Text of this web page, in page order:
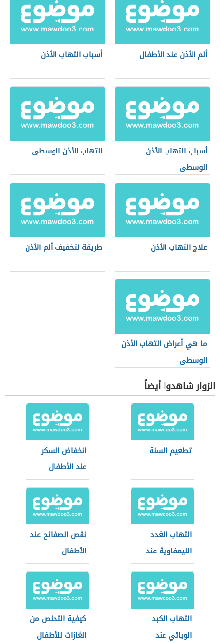
ألم الأذن عند الأطفال أسباب التهاب الأذن
أسباب التهاب الأذن
الوسطى
التهاب الأذن الوسطى
علاج التهاب الأذن طريقة لتخفيف ألم الأذن
ما هي أعراض التهاب الأذن
الوسطى
الزوار شاهدوا أيضاً
تطعيم السنة
انخفاض السكر
عند الأطفال
التهاب الغدد
الليمفاوية عند
الأطفال
نقص الصفائح عند
الأطفال
التهاب الكبد
الوبائي عند
كيفية التخلص من
الغازات للأطفال